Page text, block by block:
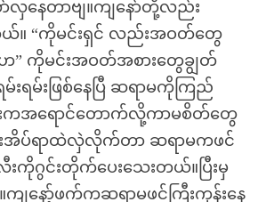
လှနေတာဗျ။ကျနော်တို့လည်း
ယ်။ “ကိုမင်းရှင် လည်းအဝတ်တွေ
ဟ” ကိုမင်းအဝတ်အစားတွေချွတ်
မ်းဖြစ်နေပြီ ဆရာမကိုကြည်
ကအရောင်တောက်လို့ကာမစိတ်တွေ
းအိပ်ရာထဲလှဲလိုက်တာ ဆရာမကဖင်
လီးကိုဂွင်းတိုက်ပေးသေးတယ်။ပြီးမှ
ျနော့်ဖက်ကဆရာမဖင်ကြီးကုန်းနေ